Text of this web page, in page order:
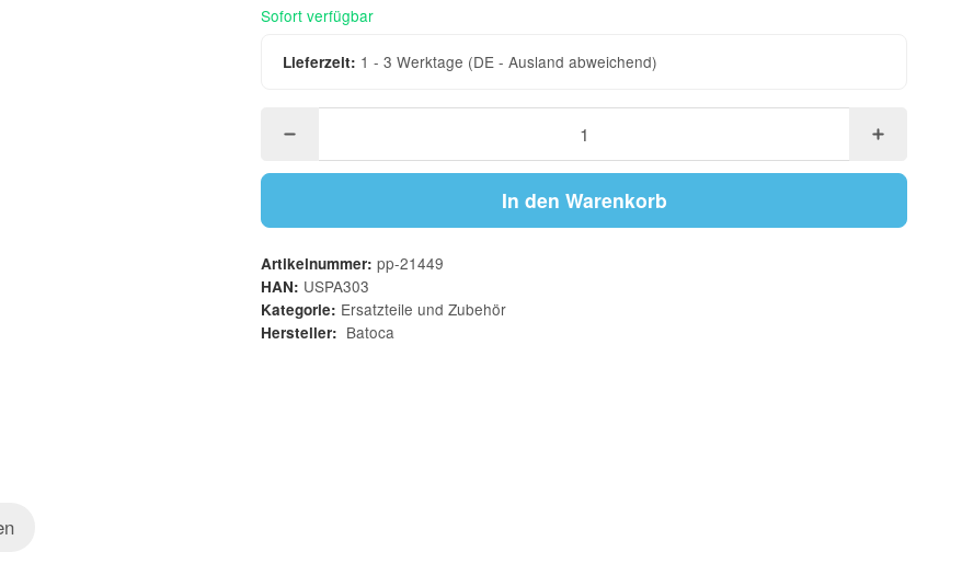
Sofort verfügbar
Lieferzeit: 1 - 3 Werktage (DE - Ausland abweichend)
In den Warenkorb
Artikelnummer: pp-21449
HAN: USPA303
Kategorie: Ersatzteile und Zubehör
Hersteller: Batoca